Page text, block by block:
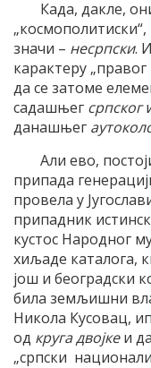
Када, дакле,
значи – несрпски.
карактеру
да се затоме
садашњег српског
данашњег
Али ево,
припада
провела у
припадник
кустос Народног
хиљаде каталога,
још и београдски
била земљишни
Никола Кусовац,
од круга двојкеи
„српски